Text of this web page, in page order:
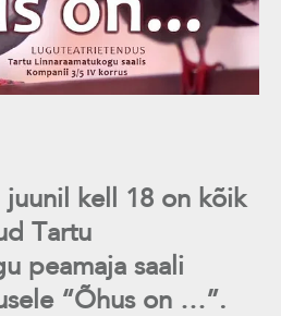
juunil kell 18 on kõik
Tartu
peamaja saali
“Õhus on …”.